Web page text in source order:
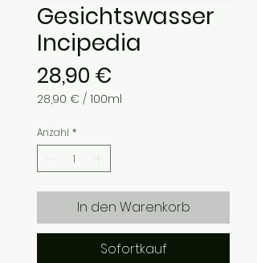
Gesichtswasser
Incipedia
28,90 €
28,90 € / 100ml
pro
100
Milliliter
Anzahl *
In den Warenkorb
Sofortkauf